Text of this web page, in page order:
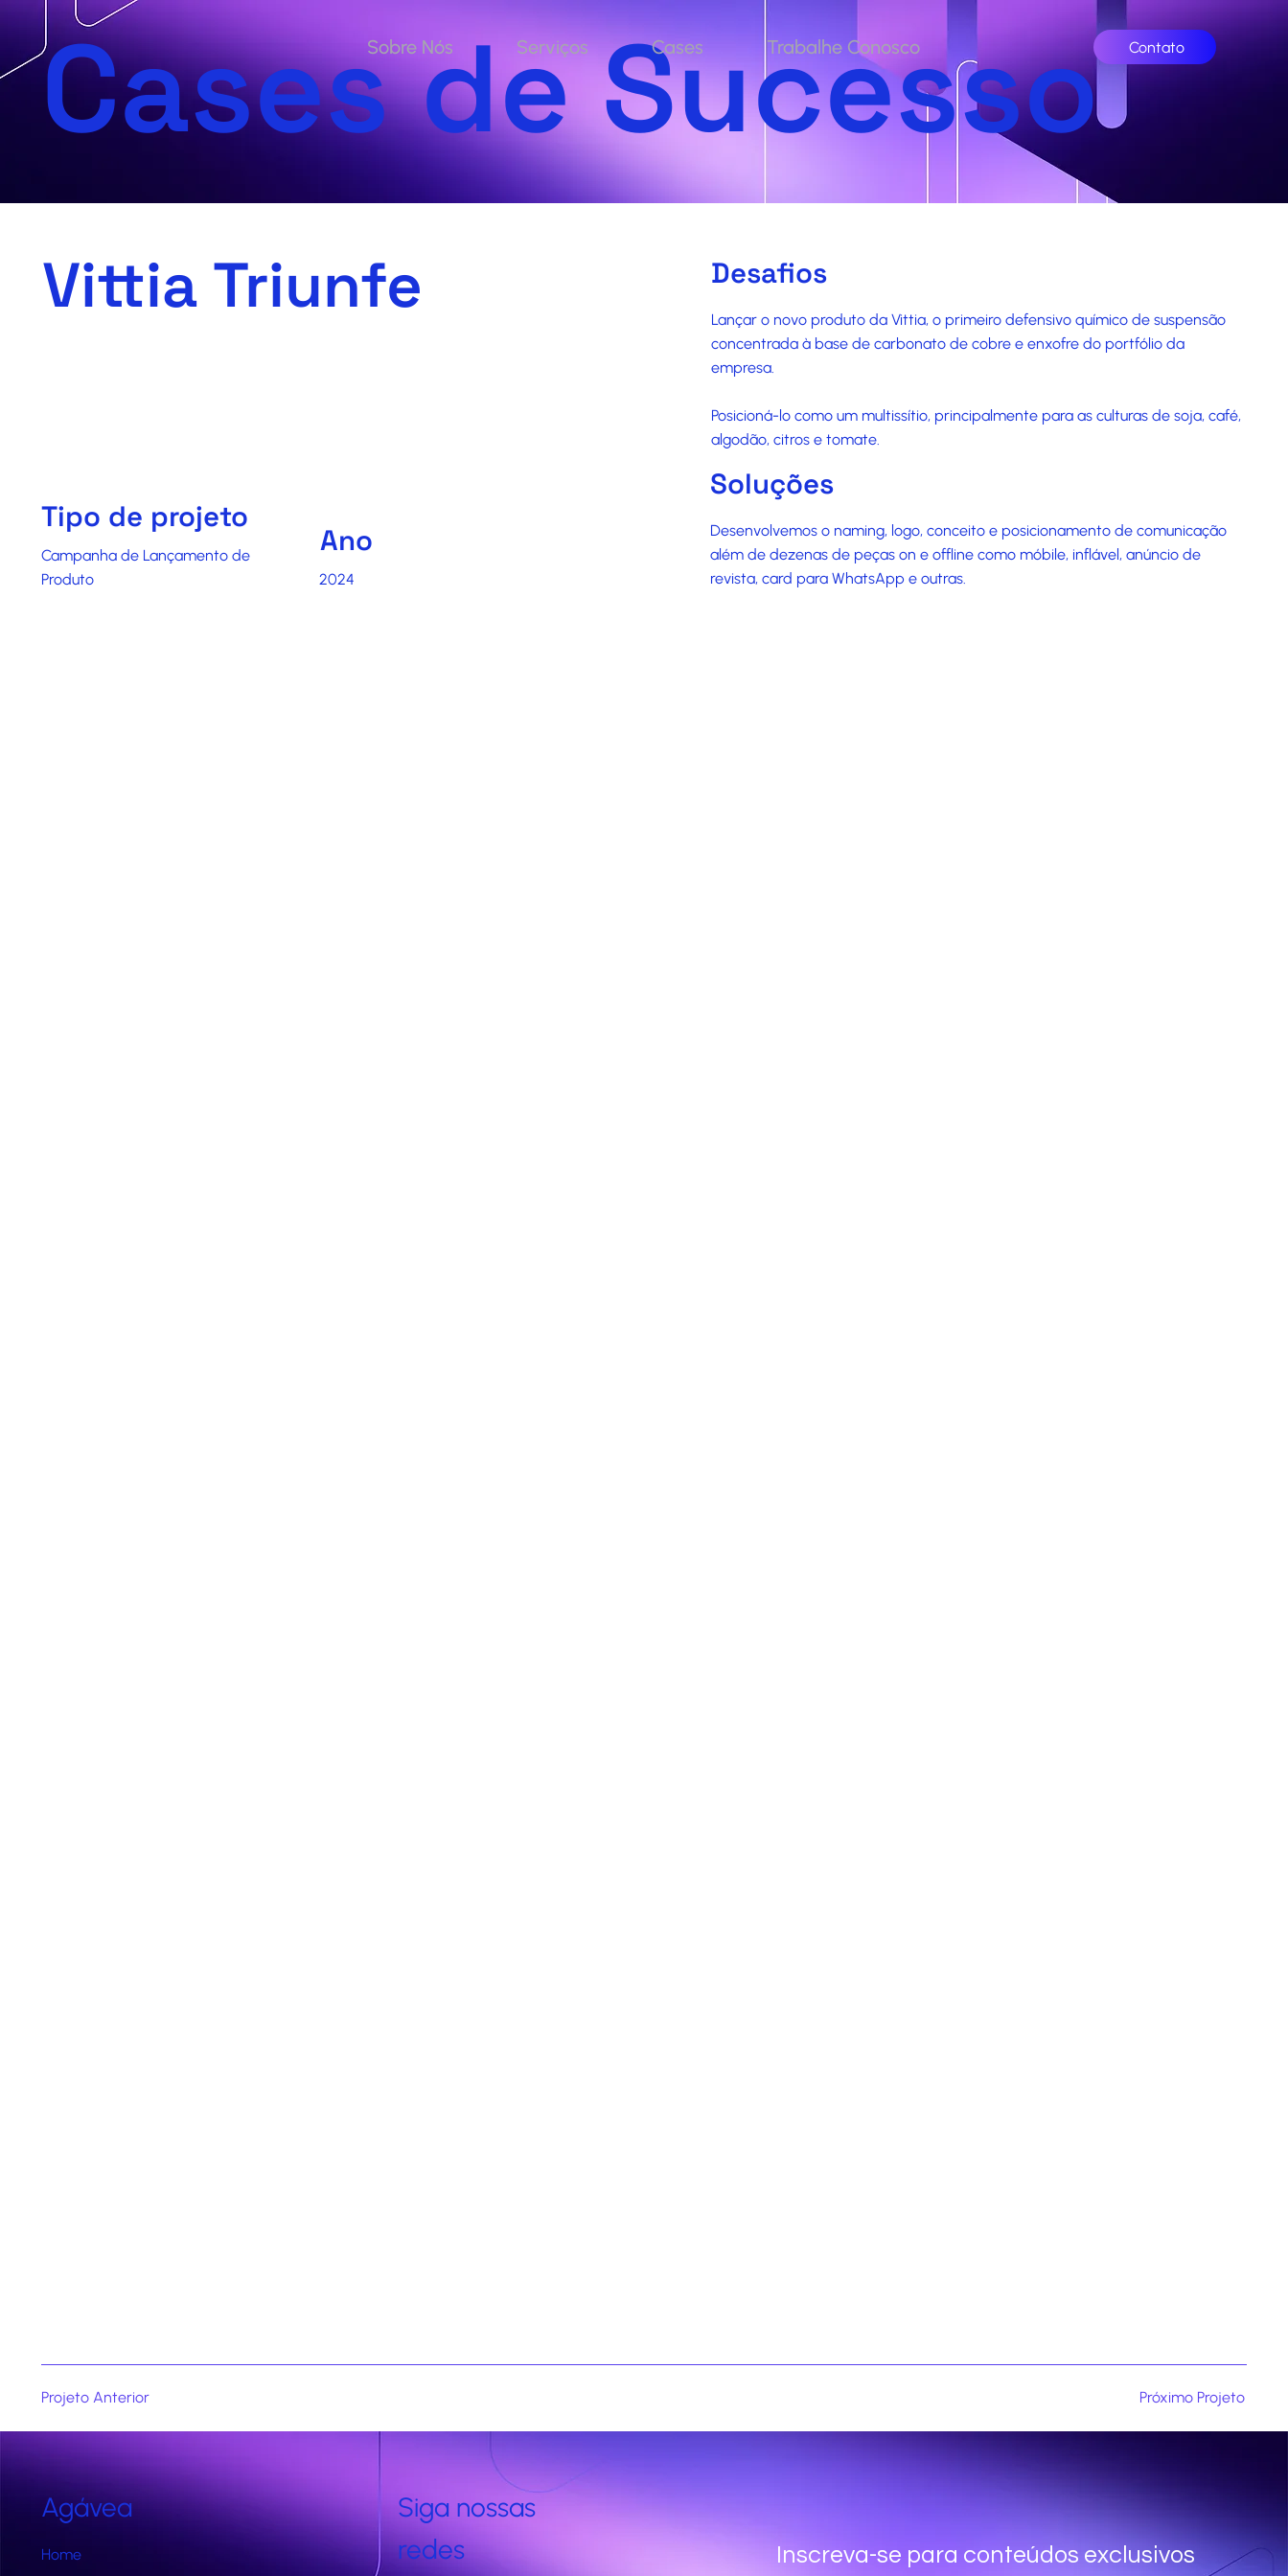
Contato
Sobre Nós Serviços Cases Trabalhe Conosco
Cases de Sucesso
Desafios
Lançar o novo produto da Vittia, o primeiro defensivo químico de suspensão
concentrada à base de carbonato de cobre e enxofre do portfólio da
empresa.
Posicioná-lo como um multissítio, principalmente para as culturas de soja, café,
algodão, citros e tomate.
Vittia Triunfe
Tipo de projeto
Campanha de Lançamento de
Produto
Ano
2024
Soluções
Desenvolvemos o naming, logo, conceito e posicionamento de comunicação
além de dezenas de peças on e offline como móbile, inflável, anúncio de
revista, card para WhatsApp e outras.
Projeto Anterior Próximo Projeto
Inscreva-se para conteúdos exclusivos
Siga nossas
redes
Agávea
Home